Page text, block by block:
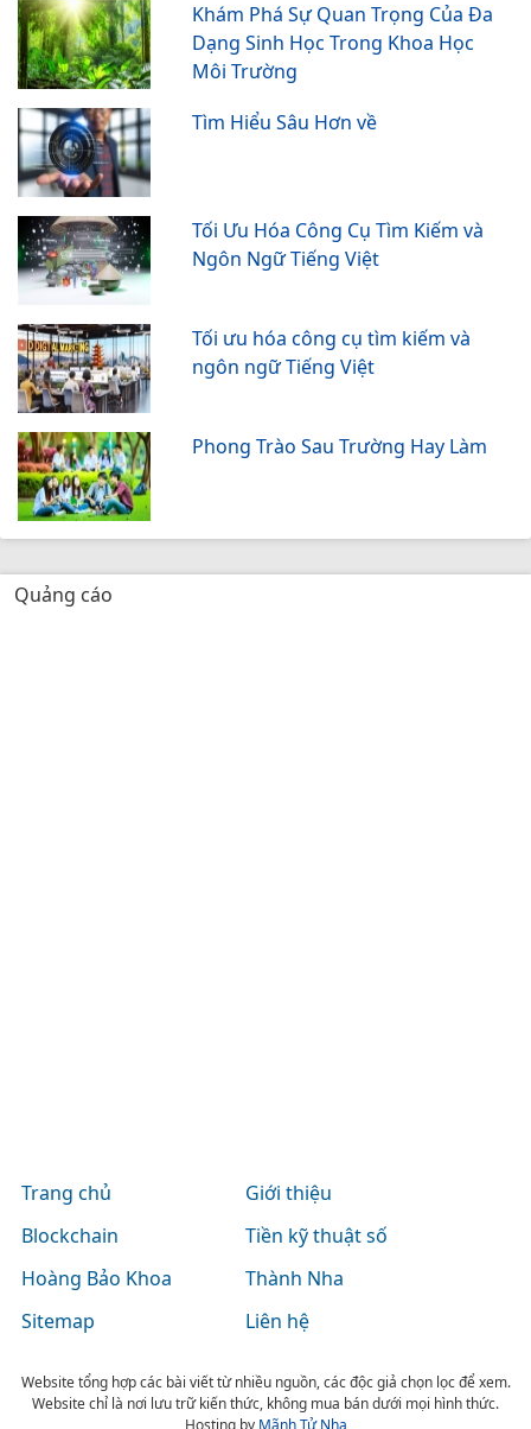
Khám Phá Sự Quan Trọng Của Đa
Dạng Sinh Học Trong Khoa Học
Môi Trường
Tìm Hiểu Sâu Hơn về
Tối Ưu Hóa Công Cụ Tìm Kiếm và
Ngôn Ngữ Tiếng Việt
Tối ưu hóa công cụ tìm kiếm và
ngôn ngữ Tiếng Việt
Phong Trào Sau Trường Hay Làm
Quảng cáo
Trang chủ
Giới thiệu
Blockchain
Tiền kỹ thuật số
Hoàng Bảo Khoa
Thành Nha
Sitemap
Liên hệ
Website tổng hợp các bài viết từ nhiều nguồn, các độc giả chọn lọc để xem.
Website chỉ là nơi lưu trữ kiến thức, không mua bán dưới mọi hình thức.